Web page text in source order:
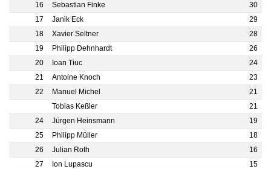
16
Sebastian Finke
30
17
Janik Eck
29
18
Xavier Seltner
28
19
Philipp Dehnhardt
26
20
Ioan Tiuc
24
21
Antoine Knoch
23
22
Manuel Michel
21
Tobias Keßler
21
24
Jürgen Heinsmann
19
25
Philipp Müller
18
26
Julian Roth
16
27
Ion Lupascu
15